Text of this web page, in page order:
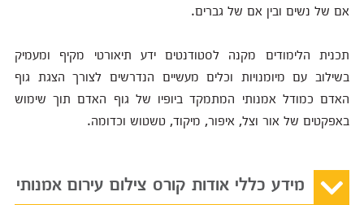
אם של נשים ובין אם של גברים.
תכנית הלימודים מקנה לסטודנטים ידע תיאורטי מקיף ומעמיק
בשילוב עם מיומנויות וכלים מעשיים הנדרשים לצורך הצגת גוף
האדם כמודל אמנותי המתמקד ביופיו של גוף האדם תוך שימוש
באפקטים של אור וצל, איפור, מיקוד, טשטוש וכדומה.
מידע כללי אודות קורס צילום עירום אמנותי